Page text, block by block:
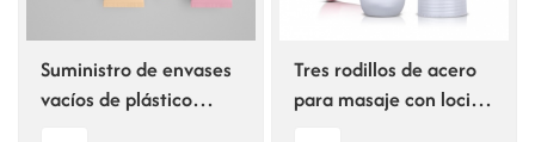
Suministro de envases
vacíos de plástico
Tres rodillos de acero
para masaje con loción